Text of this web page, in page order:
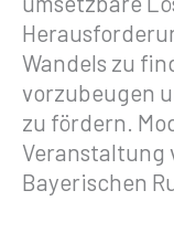
Wandels zu
vorzubeugen
zu fördern.
Veranstaltung
Bayerischen